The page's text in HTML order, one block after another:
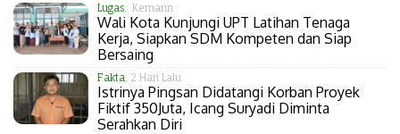
Lugas, Kemarin
Wali Kota Kunjungi UPT Latihan Tenaga
Kerja, Siapkan SDM Kompeten dan Siap
Bersaing
Fakta , 2 Hari Lalu
Istrinya Pingsan Didatangi Korban Proyek
Fiktif 350Juta, Icang Suryadi Diminta
Serahkan Diri